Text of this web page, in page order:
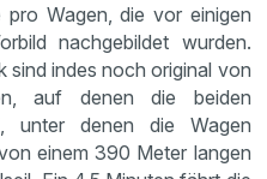
Wagen, die vor einigen
nachgebildet wurden.
sind indes noch original von
auf denen die beiden
unter denen die Wagen
einem 390 Meter langen